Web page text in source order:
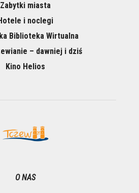
Zabytki miasta
i noclegi
Biblioteka Wirtualna
– dawniej i dziś
Kino Helios
O NAS